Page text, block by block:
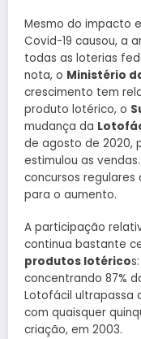
Mesmo do impacto
Covid-19 causou, a
todas as loterias
nota, o Ministério
crescimento tem
produto lotérico, o
mudança da
de agosto de 2020,
estimulou as
concursos regulares
para o aumento.
A participação
continua bastante
produtos lotéricos:
concentrando 87%
Lotofácil ultrapassa
com quaisquer
criação, em 2003.